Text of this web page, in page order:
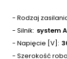
- Rodzaj
- Silnik system
- Napięcie [V]
- Szerokość